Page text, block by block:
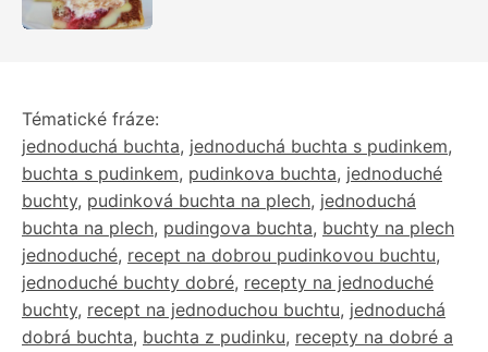
Tématické fráze:
jednoduchá buchta, jednoduchá buchta s pudinkem,
buchta s pudinkem, pudinkova buchta, jednoduché
buchty, pudinková buchta na plech, jednoduchá
buchta na plech, pudingova buchta, buchty na plech
jednoduché, recept na dobrou pudinkovou buchtu,
jednoduché buchty dobré, recepty na jednoduché
buchty, recept na jednoduchou buchtu, jednoduchá
dobrá buchta, buchta z pudinku, recepty na dobré a